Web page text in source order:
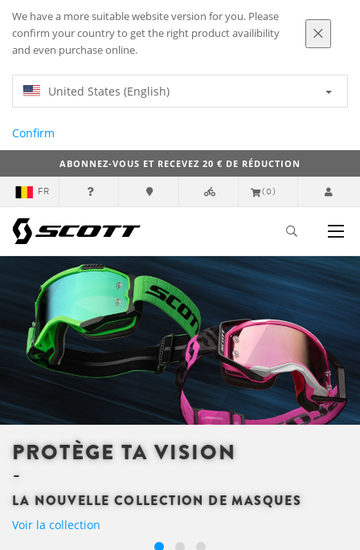
We have a more suitable website version for you. Please
confirm your country to get the right product availibility
and even purchase online.
United States (English)
Confirm
ABONNEZ-VOUS ET RECEVEZ 20 € DE RÉDUCTION
FR (0)
PROTÈGE TA VISION
LA NOUVELLE COLLECTION DE MASQUES
Voir la collection